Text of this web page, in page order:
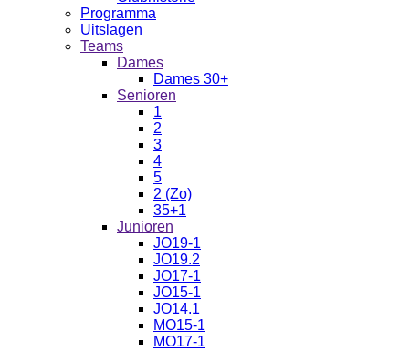
Programma
Uitslagen
Teams
Dames
Dames 30+
Senioren
1
2
3
4
5
2 (Zo)
35+1
Junioren
JO19-1
JO19.2
JO17-1
JO15-1
JO14.1
MO15-1
MO17-1